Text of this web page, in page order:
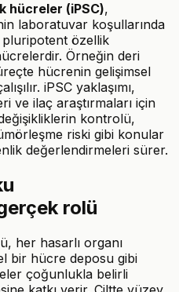
hücreler (iPSC),
laboratuvar koşullarında
pluripotent özellik
Örneğin deri
hücrenin gelişimsel
iPSC yaklaşımı,
ve ilaç araştırmaları için
kontrolü,
riski gibi konular
değerlendirmeleri sürer.
rolü
her hasarlı organı
bir hücre deposu gibi
çoğunlukla belirli